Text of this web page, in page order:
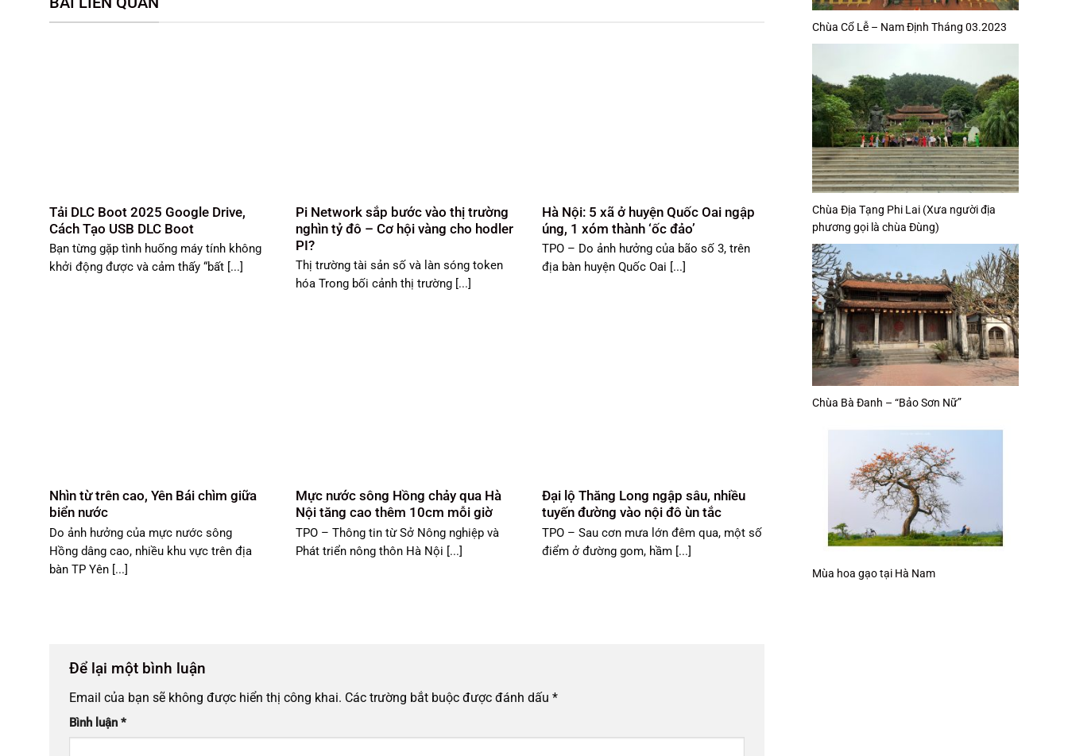
Tải DLC Boot 2025 Google Drive,
Cách Tạo USB DLC Boot
Bạn từng gặp tình huống máy tính không
khởi động được và cảm thấy “bất [...]
Pi Network sắp bước vào thị trường
nghìn tỷ đô – Cơ hội vàng cho hodler
PI?
Thị trường tài sản số và làn sóng token
hóa Trong bối cảnh thị trường [...]
Hà Nội: 5 xã ở huyện Quốc Oai ngập
úng, 1 xóm thành ‘ốc đảo’
TPO – Do ảnh hưởng của bão số 3, trên
địa bàn huyện Quốc Oai [...]
Nhìn từ trên cao, Yên Bái chìm giữa
biển nước
Do ảnh hưởng của mực nước sông
Hồng dâng cao, nhiều khu vực trên địa
bàn TP Yên [...]
Mực nước sông Hồng chảy qua Hà
Nội tăng cao thêm 10cm mỗi giờ
TPO – Thông tin từ Sở Nông nghiệp và
Phát triển nông thôn Hà Nội [...]
Đại lộ Thăng Long ngập sâu, nhiều
tuyến đường vào nội đô ùn tắc
TPO – Sau cơn mưa lớn đêm qua, một số
điểm ở đường gom, hầm [...]
Để lại một bình luận
Email của bạn sẽ không được hiển thị công khai. Các trường bắt buộc được đánh dấu *
Bình luận *
Chùa Cổ Lễ – Nam Định Tháng 03.2023
Chùa Địa Tạng Phi Lai (Xưa người địa
phương gọi là chùa Đùng)
Chùa Bà Đanh – “Bảo Sơn Nữ”
Mùa hoa gạo tại Hà Nam